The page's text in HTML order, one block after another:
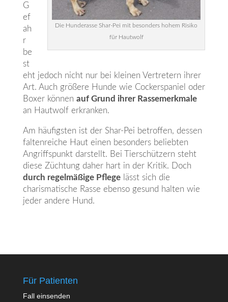
Die Hunderasse Shar-Pei mit besonders hohem Risiko
für Hautwolf
G
ef
ah
r
be
st
eht jedoch nicht nur bei kleinen Vertretern ihrer
Art. Auch größere Hunde wie Cockerspaniel oder
Boxer können auf Grund ihrer Rassemerkmale
an Hautwolf erkranken.
Am häufigsten ist der Shar-Pei betroffen, dessen
faltenreiche Haut einen besonders beliebten
Angriffspunkt darstellt. Bei Tierschützern steht
diese Züchtung daher hart in der Kritik. Doch
durch regelmäßige Pflegelässt sich die
charismatische Rasse ebenso gesund halten wie
jeder andere Hund.
Für Patienten
Fall einsenden